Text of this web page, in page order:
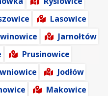
Lasowice
Jarnołtów
Prusinowice
Jodłów
Makowice